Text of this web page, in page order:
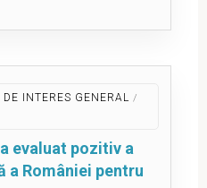
INTERES GENERAL /
evaluat pozitiv a
a României pentru